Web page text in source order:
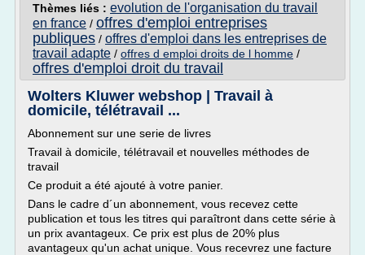
Thèmes liés : evolution de l'organisation du travail
en france / offres d'emploi entreprises
publiques / offres d'emploi dans les entreprises de
travail adapte / offres d emploi droits de l homme /
offres d'emploi droit du travail
Wolters Kluwer webshop | Travail à
domicile, télétravail ...
Abonnement sur une serie de livres
Travail à domicile, télétravail et nouvelles méthodes de
travail
Ce produit a été ajouté à votre panier.
Dans le cadre d´un abonnement, vous recevez cette
publication et tous les titres qui paraîtront dans cette série à
un prix avantageux. Ce prix est plus de 20% plus
avantageux qu'un achat unique. Vous recevrez une facture